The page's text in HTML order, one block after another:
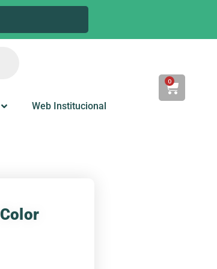
Web Institucional
0
Cart